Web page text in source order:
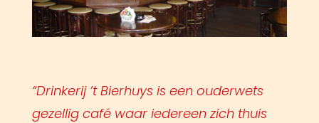
“Drinkerij ’t Bierhuys is een ouderwets
gezellig café waar iedereen zich thuis